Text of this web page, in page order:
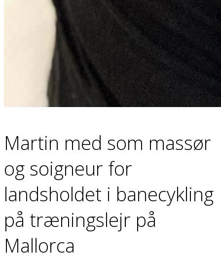
Martin med som massør
og soigneur for
landsholdet i banecykling
på træningslejr på
Mallorca